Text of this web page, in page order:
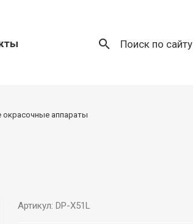
search Поиск по сайту
аппараты
Артикул: DP-X51L